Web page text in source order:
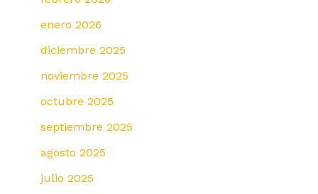
enero 2026
diciembre 2025
noviembre 2025
octubre 2025
septiembre 2025
agosto 2025
julio 2025